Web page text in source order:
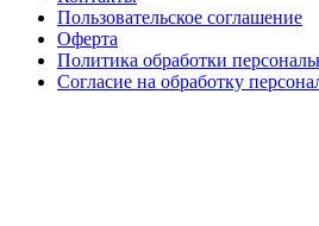
Пользовательское соглашение
Оферта
Политика обработки
Согласие на обработку